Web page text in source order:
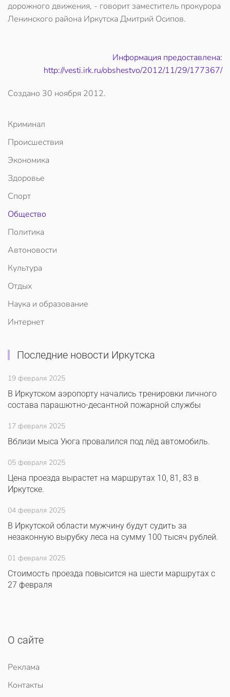
дорожного движения, - говорит заместитель прокурора
Ленинского района Иркутска Дмитрий Осипов.
Информация предоставлена:
http://vesti.irk.ru/obshestvo/2012/11/29/177367/
Создано 30 ноября 2012.
Криминал
Происшествия
Экономика
Здоровье
Спорт
Общество
Политика
Автоновости
Культура
Отдых
Наука и образование
Интернет
Последние новости Иркутска
19 февраля 2025
В Иркутском аэропорту начались тренировки личного
состава парашютно-десантной пожарной службы
17 февраля 2025
Вблизи мыса Уюга провалился под лёд автомобиль.
05 февраля 2025
Цена проезда вырастет на маршрутах 10, 81, 83 в
Иркутске.
04 февраля 2025
В Иркутской области мужчину будут судить за
незаконную вырубку леса на сумму 100 тысяч рублей.
01 февраля 2025
Стоимость проезда повысится на шести маршрутах с
27 февраля
О сайте
Реклама
Контакты